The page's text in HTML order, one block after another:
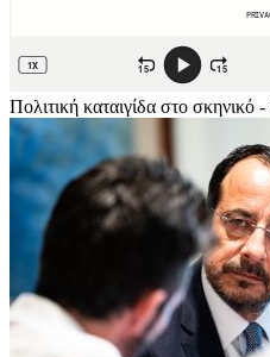
Πολιτική καταιγίδα στο